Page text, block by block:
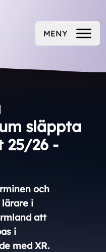
ÖPPNA
MENY
släppta
25/26 -
och
i
att
i
med XR.